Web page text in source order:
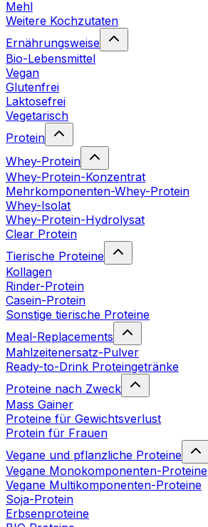
Mehl
Weitere Kochzutaten
Ernährungsweise
Bio-Lebensmittel
Vegan
Glutenfrei
Laktosefrei
Vegetarisch
Protein
Whey-Protein
Whey-Protein-Konzentrat
Mehrkomponenten-Whey-Protein
Whey-Isolat
Whey-Protein-Hydrolysat
Clear Protein
Tierische Proteine
Kollagen
Rinder-Protein
Casein-Protein
Sonstige tierische Proteine
Meal-Replacements
Mahlzeitenersatz-Pulver
Ready-to-Drink Proteingetränke
Proteine nach Zweck
Mass Gainer
Proteine für Gewichtsverlust
Protein für Frauen
Vegane und pflanzliche Proteine
Vegane Monokomponenten-Proteine
Vegane Multikomponenten-Proteine
Soja-Protein
Erbsenproteine